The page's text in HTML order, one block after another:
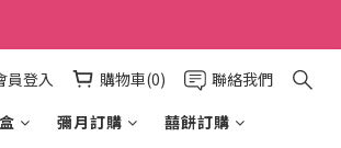
員登入 購物車(0)
聯絡我們
彌月訂購
囍餅訂購